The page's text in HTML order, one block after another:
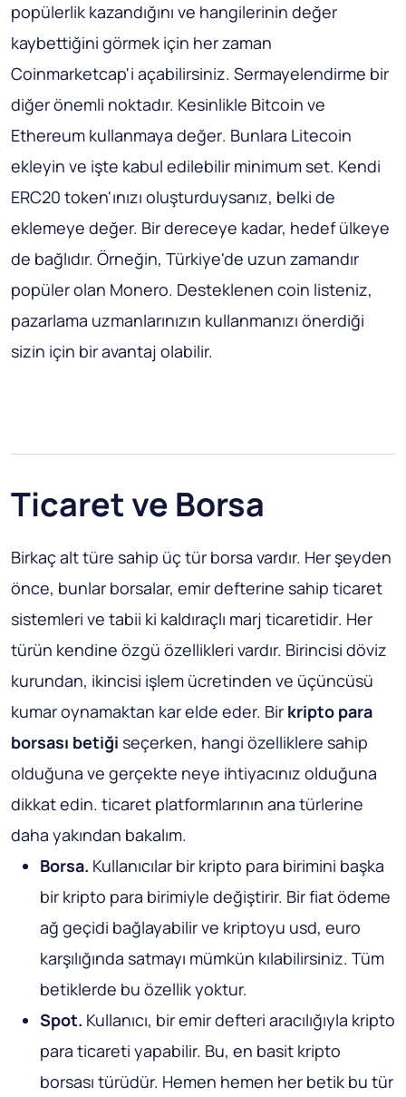
popülerlik kazandığını ve hangilerinin değer
kaybettiğini görmek için her zaman
Coinmarketcap'i açabilirsiniz. Sermayelendirme bir
diğer önemli noktadır. Kesinlikle Bitcoin ve
Ethereum kullanmaya değer. Bunlara Litecoin
ekleyin ve işte kabul edilebilir minimum set. Kendi
ERC20 token'ınızı oluşturduysanız, belki de
eklemeye değer. Bir dereceye kadar, hedef ülkeye
de bağlıdır. Örneğin, Türkiye'de uzun zamandır
popüler olan Monero. Desteklenen coin listeniz,
pazarlama uzmanlarınızın kullanmanızı önerdiği
sizin için bir avantaj olabilir.
Ticaret ve Borsa
Birkaç alt türe sahip üç tür borsa vardır. Her şeyden
önce, bunlar borsalar, emir defterine sahip ticaret
sistemleri ve tabii ki kaldıraçlı marj ticaretidir. Her
türün kendine özgü özellikleri vardır. Birincisi döviz
kurundan, ikincisi işlem ücretinden ve üçüncüsü
kumar oynamaktan kar elde eder. Bir kripto para
borsası betiği seçerken, hangi özelliklere sahip
olduğuna ve gerçekte neye ihtiyacınız olduğuna
dikkat edin. ticaret platformlarının ana türlerine
daha yakından bakalım.
Borsa. Kullanıcılar bir kripto para birimini başka
bir kripto para birimiyle değiştirir. Bir fiat ödeme
ağ geçidi bağlayabilir ve kriptoyu usd, euro
karşılığında satmayı mümkün kılabilirsiniz. Tüm
betiklerde bu özellik yoktur.
Spot. Kullanıcı, bir emir defteri aracılığıyla kripto
para ticareti yapabilir. Bu, en basit kripto
borsası türüdür. Hemen hemen her betik bu tür